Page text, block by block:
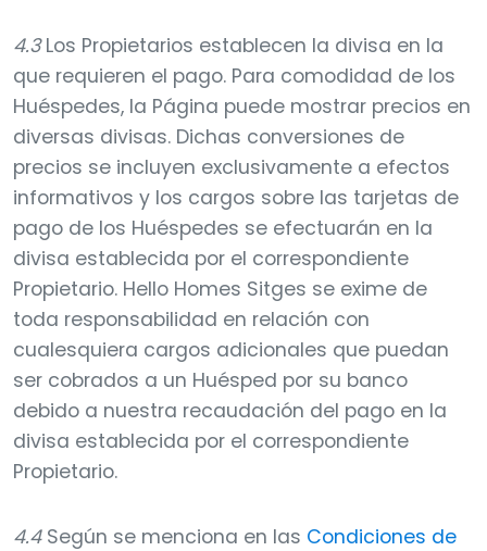
4.3Los Propietarios establecen la divisa en la
que requieren el pago. Para comodidad de los
Huéspedes, la Página puede mostrar precios en
diversas divisas. Dichas conversiones de
precios se incluyen exclusivamente a efectos
informativos y los cargos sobre las tarjetas de
pago de los Huéspedes se efectuarán en la
divisa establecida por el correspondiente
Propietario. Hello Homes Sitges se exime de
toda responsabilidad en relación con
cualesquiera cargos adicionales que puedan
ser cobrados a un Huésped por su banco
debido a nuestra recaudación del pago en la
divisa establecida por el correspondiente
Propietario.
4.4Según se menciona en las Condiciones de